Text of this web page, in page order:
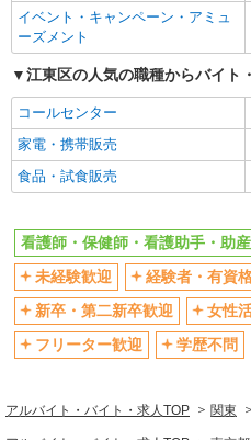
エルダー（50代～）活躍中
高収入・高額
昇給あり
フルタイム歓迎
駅直結・駅チカ
バイク通勤OK
社会保険あり
退職金・財形貯蓄制度あり
制服貸与
資格取得支援制度あり
イベント・キャンペーン・アミュ
ーズメント
江東区の人気の職種からバイト
コールセンター
家電・携帯販売
食品・試食販売
看護師・保健師・看護助手・助
未経験歓迎
経験者・有資
新卒・第二新卒歓迎
女性
フリーター歓迎
学歴不問
アルバイト・バイト・求人TOP 関東